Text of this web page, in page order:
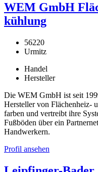
WEM GmbH
kühlung
56220
Urmitz
Handel
Hersteller
Die WEM GmbH ist seit
Hersteller von Flächenheiz-
farben und vertreibt ihre
Fußböden über ein
Handwerkern.
Profil ansehen